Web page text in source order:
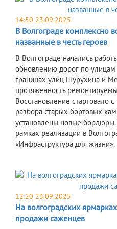
14:50 23.09.2025
В Волгограде комплексно
названные в честь героев
В Волгограде начались
обновлению дорог по улицам
границах улиц Шурухина и
протяженность
Восстановление стартовало
разбора старых бортовых
установлены новые
рамках реализации в
«Инфраструктура для жизни».
12:20 23.09.2025
На волгоградских
продажи саженцев